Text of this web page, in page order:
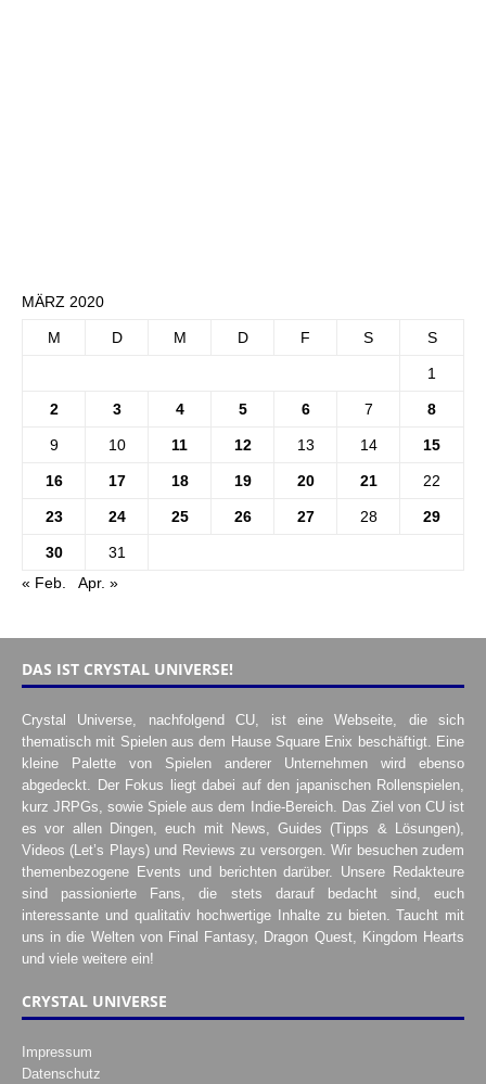
MÄRZ 2020
M D M D F S S
1
2 3 4 5 6 7 8
9 10 11 12 13 14 15
16 17 18 19 20 21 22
23 24 25 26 27 28 29
30
31
« Feb.
Apr. »
DAS IST CRYSTAL UNIVERSE!
Crystal Universe, nachfolgend CU, ist eine Webseite, die sich
thematisch mit Spielen aus dem Hause Square Enix beschäftigt. Eine
kleine Palette von Spielen anderer Unternehmen wird ebenso
abgedeckt. Der Fokus liegt dabei auf den japanischen Rollenspielen,
kurz JRPGs, sowie Spiele aus dem Indie-Bereich. Das Ziel von CU ist
es vor allen Dingen, euch mit News, Guides (Tipps & Lösungen),
Videos (Let’s Plays) und Reviews zu versorgen. Wir besuchen zudem
themenbezogene Events und berichten darüber. Unsere Redakteure
sind passionierte Fans, die stets darauf bedacht sind, euch
interessante und qualitativ hochwertige Inhalte zu bieten. Taucht mit
uns in die Welten von Final Fantasy, Dragon Quest, Kingdom Hearts
und viele weitere ein!
CRYSTAL UNIVERSE
Impressum
Datenschutz